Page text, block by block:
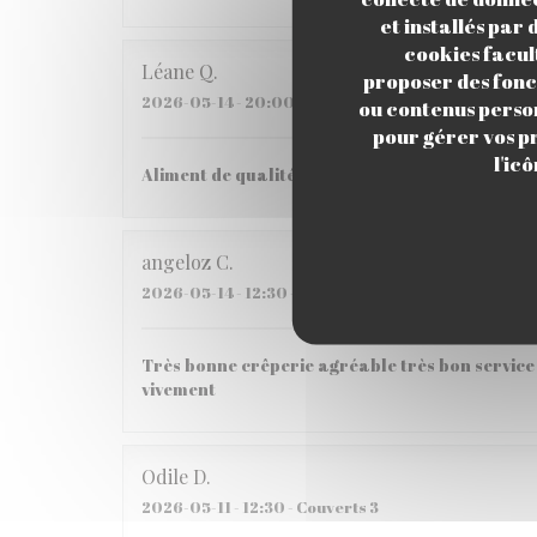
et installés par
cookies
proposer des
ou contenus
pour gérer vos
Léane Q
2026-05-14 - 20:00 - Couverts 2
Aliment de qualité, Très bon pas si cher que
angeloz C
2026-05-14- 12:30 - Couverts 3
Très bonne crêperie agréable très bon
vivement
Odile D
2026-05-11 - 12:30 - Couverts 3